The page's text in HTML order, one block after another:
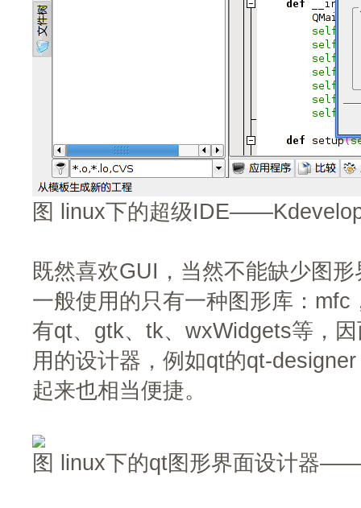
图 linux下的超级
既然喜欢GUI，当然不能缺少图
一般使用的只有一种图形库：
有qt、gtk、tk、wxWidgets等，
用的设计器，例如qt的qt-
起来也相当便捷。
图 linux下的qt图形界面设计器